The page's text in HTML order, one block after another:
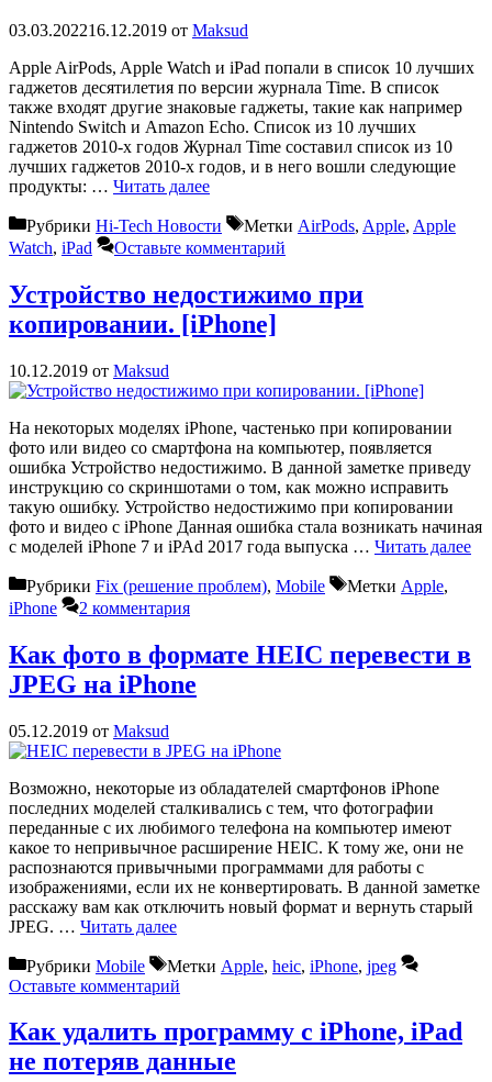
03.03.202216.12.2019 от Maksud
Apple AirPods, Apple Watch и iPad попали в список 10 лучших
гаджетов десятилетия по версии журнала Time. В список
также входят другие знаковые гаджеты, такие как например
Nintendo Switch и Amazon Echo. Список из 10 лучших
гаджетов 2010-х годов Журнал Time составил список из 10
лучших гаджетов 2010-х годов, и в него вошли следующие
продукты: … Читать далее
Рубрики Hi-Tech Новости Метки AirPods, Apple, Apple
Watch, iPad Оставьте комментарий
Устройство недостижимо при
копировании. [iPhone]
10.12.2019 от Maksud
На некоторых моделях iPhone, частенько при копировании
фото или видео со смартфона на компьютер, появляется
ошибка Устройство недостижимо. В данной заметке приведу
инструкцию со скриншотами о том, как можно исправить
такую ошибку. Устройство недостижимо при копировании
фото и видео с iPhone Данная ошибка стала возникать начиная
с моделей iPhone 7 и iPAd 2017 года выпуска … Читать далее
Рубрики Fix (решение проблем), Mobile Метки Apple,
iPhone
2 комментария
Как фото в формате HEIC перевести в
JPEG на iPhone
05.12.2019 от Maksud
Возможно, некоторые из обладателей смартфонов iPhone
последних моделей сталкивались с тем, что фотографии
переданные с их любимого телефона на компьютер имеют
какое то непривычное расширение HEIC. К тому же, они не
распознаются привычными программами для работы с
изображениями, если их не конвертировать. В данной заметке
расскажу вам как отключить новый формат и вернуть старый
JPEG. … Читать далее
Рубрики Mobile Метки Apple, heic, iPhone, jpeg
Оставьте комментарий
Как удалить программу с iPhone, iPad
не потеряв данные